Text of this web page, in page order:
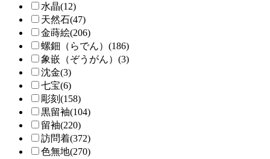
水晶(12)
天然石(47)
金蒔絵(206)
螺鈿（らでん）(186)
象嵌（ぞうがん）(3)
沈金(3)
七宝(6)
彫刻(158)
黒留袖(104)
留袖(220)
訪問着(372)
色無地(270)